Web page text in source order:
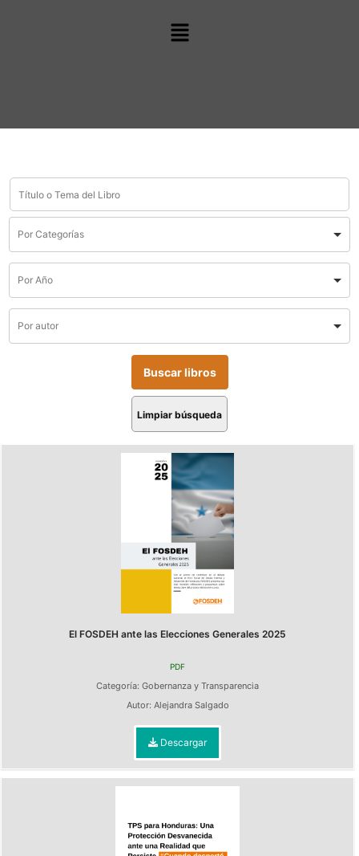
Limpiar búsqueda
El FOSDEH ante las Elecciones Generales 2025
PDF
Categoría: Gobernanza y Transparencia
Autor: Alejandra Salgado
Descargar